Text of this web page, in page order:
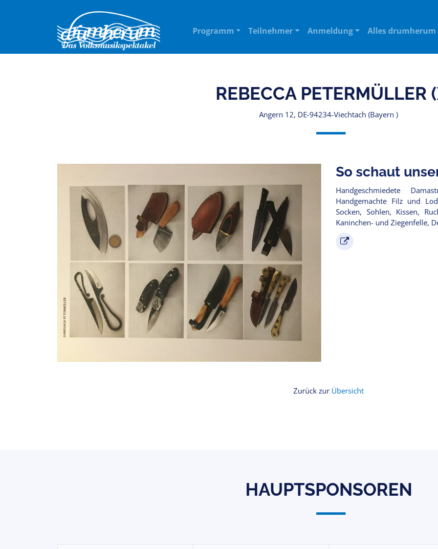
Programm Teilnehmer Anmeldung Alles drumherum
REBECCA PETERMÜLLER
Angern 12, DE-94234-Viechtach (Bayern )
So schaut
Handgeschmiedete
Handgemachte Filz und
Socken, Sohlen, Kissen,
Kaninchen- und Ziegenfelle,
Zurück zur Übersicht
HAUPTSPONSOREN